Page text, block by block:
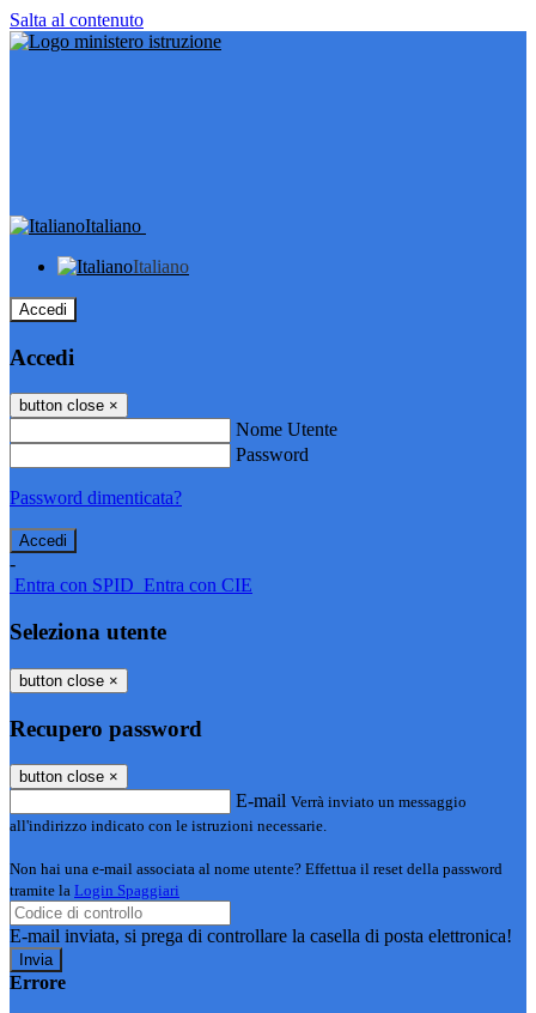
Salta al contenuto
Italiano
Italiano
Accedi
Accedi
button close ×
Nome Utente
Password
Password dimenticata?
-
Entra con SPID Entra con CIE
Seleziona utente
button close ×
Recupero password
button close ×
E-mail Verrà inviato un messaggio
all'indirizzo indicato con le istruzioni necessarie.
Non hai una e-mail associata al nome utente? Effettua il reset della password
tramite la Login Spaggiari
E-mail inviata, si prega di controllare la casella di posta elettronica!
Errore